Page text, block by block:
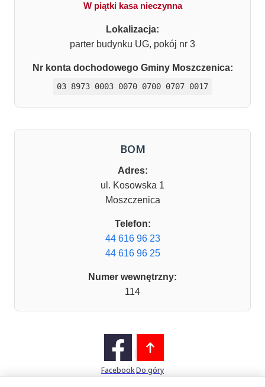
W piątki kasa nieczynna
Lokalizacja:
parter budynku UG, pokój nr 3
Nr konta dochodowego Gminy Moszczenica:
03 8973 0003 0070 0700 0707 0017
BOM
Adres:
ul. Kosowska 1
Moszczenica
Telefon:
44 616 96 23
44 616 96 25
Numer wewnętrzny:
114
FacebookDo góry